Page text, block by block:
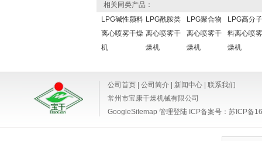
相关同类产品：
LPG碱性颜料
离心喷雾干燥
机
LPG酰胺类
离心喷雾干
燥机
LPG聚合物
离心喷雾干
燥机
LPG高分
料离心喷
燥机
公司首页 公司简介 新闻中心
联系我们
常州市宝康干燥机械有限公司
GoogleSitemap 管理登陆 ICP备案号： 苏ICP备